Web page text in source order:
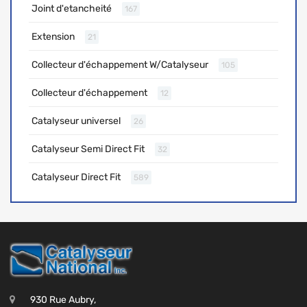
Joint d'etancheité 167
Extension 21
Collecteur d'échappement W/Catalyseur 105
Collecteur d'échappement 12
Catalyseur universel 26
Catalyseur Semi Direct Fit 32
Catalyseur Direct Fit 589
930 Rue Aubry,